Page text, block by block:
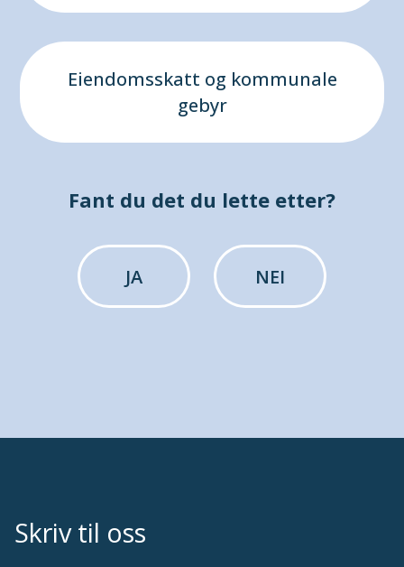
Eiendomsskatt og kommunale
gebyr
Fant du det du lette etter?
JA NEI
Skriv til oss